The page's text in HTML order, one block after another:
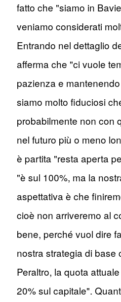
fatto che "siamo in
veniamo considerati
Entrando nel dettaglio
afferma che "ci vuole
pazienza e
siamo molto fiduciosi
probabilmente non con
nel futuro più o meno
è partita "resta aperta
"è sul 100%, ma la
aspettativa è che
cioè non arriveremo al
bene, perché vuol dire
nostra strategia di base
Peraltro, la quota
20% sul capitale".